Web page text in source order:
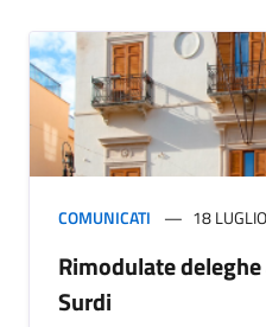
COMUNICATI 18
Rimodulate
Surdi